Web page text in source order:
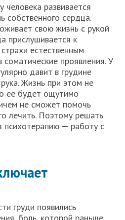
развивается
собственного сердца.
свою жизнь с рукой
прислушивается к
естественным
проявления. У
давит в грудине
Жизнь при этом не
её будет ощутимо
не сможет помочь
лечить. Поэтому решать
психотерапию — работу с
груди появились
боль, которой раньше